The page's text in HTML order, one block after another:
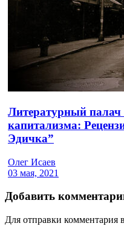
Литературный палач
капитализма:
Эдичка”
Олег Исаев
03 мая, 2021
Добавить
Для отправки комментария